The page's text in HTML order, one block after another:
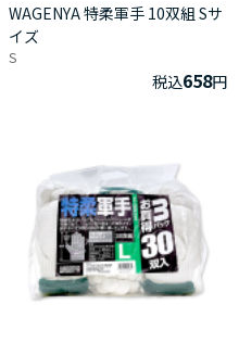
WAGENYA 特柔軍手 10双組 Sサ
イズ
S
税込658円